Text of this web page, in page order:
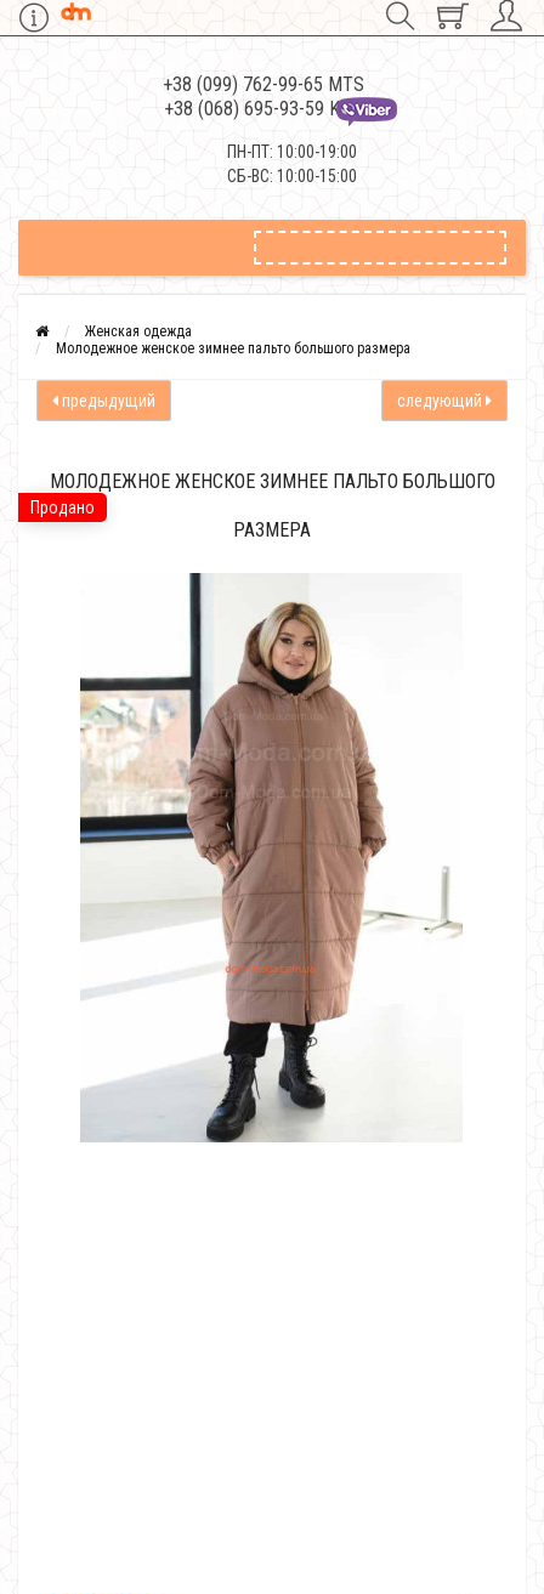
+38 (099) 762-99-65 MTS
+38 (068) 695-93-59 Kievstar
ПН-ПТ: 10:00-19:00
СБ-ВС: 10:00-15:00
Женская одежда
Молодежное женское зимнее пальто большого размера
предыдущий следующий
Продано
МОЛОДЕЖНОЕ ЖЕНСКОЕ ЗИМНЕЕ ПАЛЬТО БОЛЬШОГО
РАЗМЕРА